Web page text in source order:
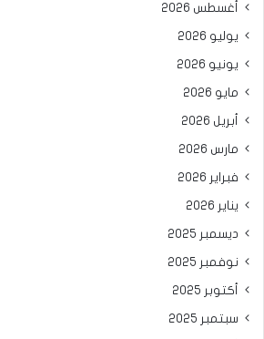
أغسطس 2026
يوليو 2026
يونيو 2026
مايو 2026
أبريل 2026
مارس 2026
فبراير 2026
يناير 2026
ديسمبر 2025
نوفمبر 2025
أكتوبر 2025
سبتمبر 2025